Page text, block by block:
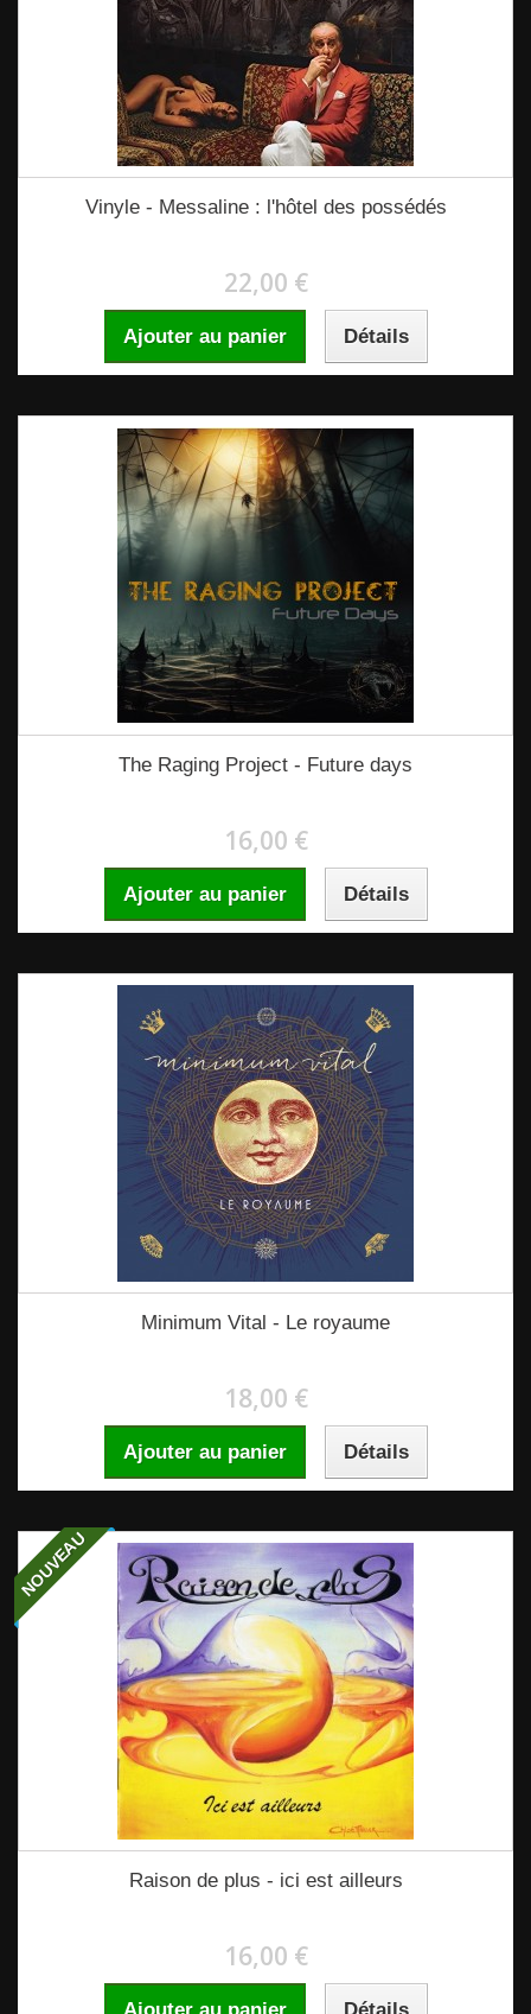
Vinyle - Messaline : l'hôtel des possédés
22,00 €
Ajouter au panier Détails
The Raging Project - Future days
16,00 €
Ajouter au panier Détails
Minimum Vital - Le royaume
18,00 €
Ajouter au panier Détails
NOUVEAU
Raison de plus - ici est ailleurs
16,00 €